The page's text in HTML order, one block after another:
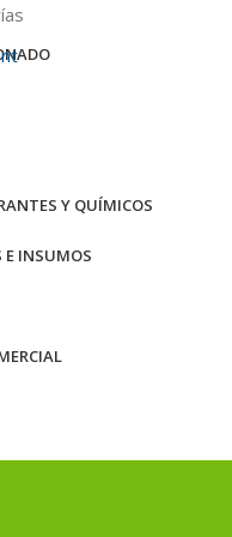
Y QUÍMICOS
E INSUMOS